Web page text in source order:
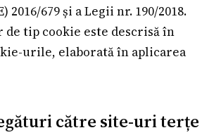
679 și a Legii nr. 190/2018.
tip cookie este descrisă în
urile, elaborată în aplicarea
către site-uri terțe